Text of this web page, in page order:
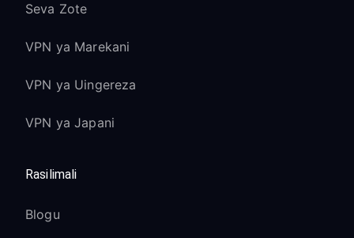
Seva Zote
VPN ya Marekani
VPN ya Uingereza
VPN ya Japani
Rasilimali
Blogu